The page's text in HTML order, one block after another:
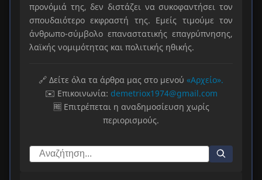
προνόμιά της, δεν διστάζει να συκοφαντήσει τον
σπουδαιότερο εκφραστή της. Εμείς τιμούμε τον
άνθρωπο-σύμβολο επαναστατικής επαγρύπνησης,
λαϊκής νομιμότητας και πολιτικής ηθικής.
🔗 Δείτε όλα τα άρθρα μας στο μενού «Αρχείο».
✉️ Επικοινωνία: demetriox1974@gmail.com
🆓 Επιτρέπεται η αναδημοσίευση χωρίς
περιορισμούς.